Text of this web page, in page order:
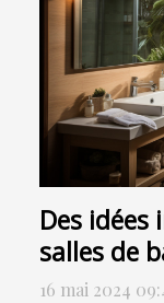
Des idées
salles de
16 mai 2024